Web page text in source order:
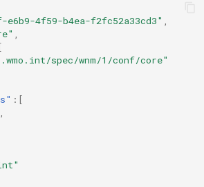
e6b9-4f59-b4ea-f2fc52a33cd3" ,
,
spec/wnm/1/conf/core"
:[
,